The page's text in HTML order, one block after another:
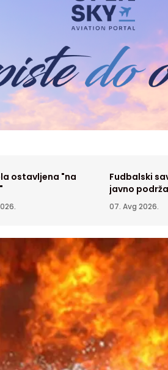
ostavljena "na
Fudbalski
javno
FIFA Đanija
07. Avg 2026.
požar u
Kovin u
2026.
na revanš
Novi Meksiko
pravde zbog
SVET06. Avg 2026.
Najnovija